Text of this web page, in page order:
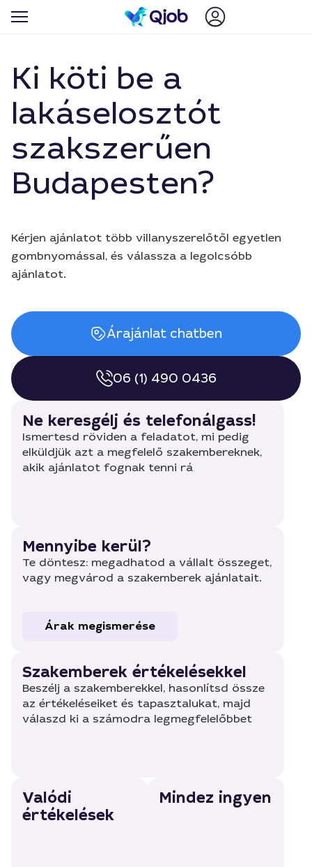
Ki köti be a
lakáselosztót
szakszerűen
Budapesten?
Kérjen ajánlatot több villanyszerelőtől egyetlen
gombnyomással, és válassza a legolcsóbb
ajánlatot.
Árajánlat chatben
06 (1) 490 0436
Ne keresgélj és telefonálgass!
Ismertesd röviden a feladatot, mi pedig
elküldjük azt a megfelelő szakembereknek,
akik ajánlatot fognak tenni rá
Mennyibe kerül?
Te döntesz: megadhatod a vállalt összeget,
vagy megvárod a szakemberek ajánlatait.
Árak megismerése
Szakemberek értékelésekkel
Beszélj a szakemberekkel, hasonlítsd össze
az értékeléseiket és tapasztalukat, majd
válaszd ki a számodra legmegfelelőbbet
Valódi
értékelések
Mindez ingyen